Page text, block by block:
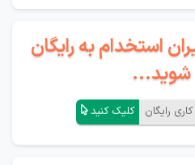
استخدام به رایگان
رایگان کلیک کنید